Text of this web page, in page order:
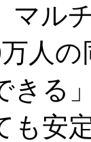
ル
人
きる
も安